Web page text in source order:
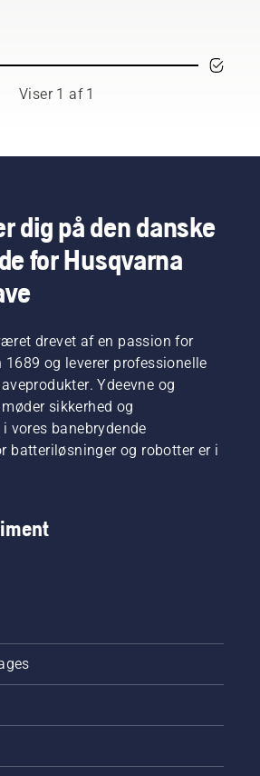
Viser 1 af 1
dig på den danske
for Husqvarna
drevet af en passion for
og leverer professionelle
Ydeevne og
sikkerhed og
vores banebrydende
batteriløsninger og robotter er i